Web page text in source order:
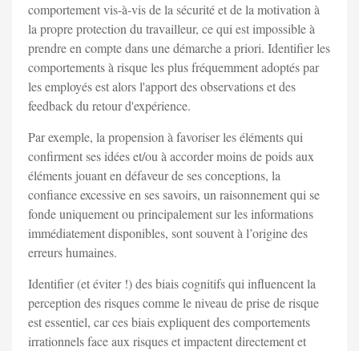
comportement vis-à-vis de la sécurité et de la motivation à
la propre protection du travailleur, ce qui est impossible à
prendre en compte dans une démarche a priori. Identifier les
comportements à risque les plus fréquemment adoptés par
les employés est alors l'apport des observations et des
feedback du retour d'expérience.
Par exemple, la propension à favoriser les éléments qui
confirment ses idées et/ou à accorder moins de poids aux
éléments jouant en défaveur de ses conceptions, la
confiance excessive en ses savoirs, un raisonnement qui se
fonde uniquement ou principalement sur les informations
immédiatement disponibles, sont souvent à l’origine des
erreurs humaines.
Identifier (et éviter !) des biais cognitifs qui influencent la
perception des risques comme le niveau de prise de risque
est essentiel, car ces biais expliquent des comportements
irrationnels face aux risques et impactent directement et